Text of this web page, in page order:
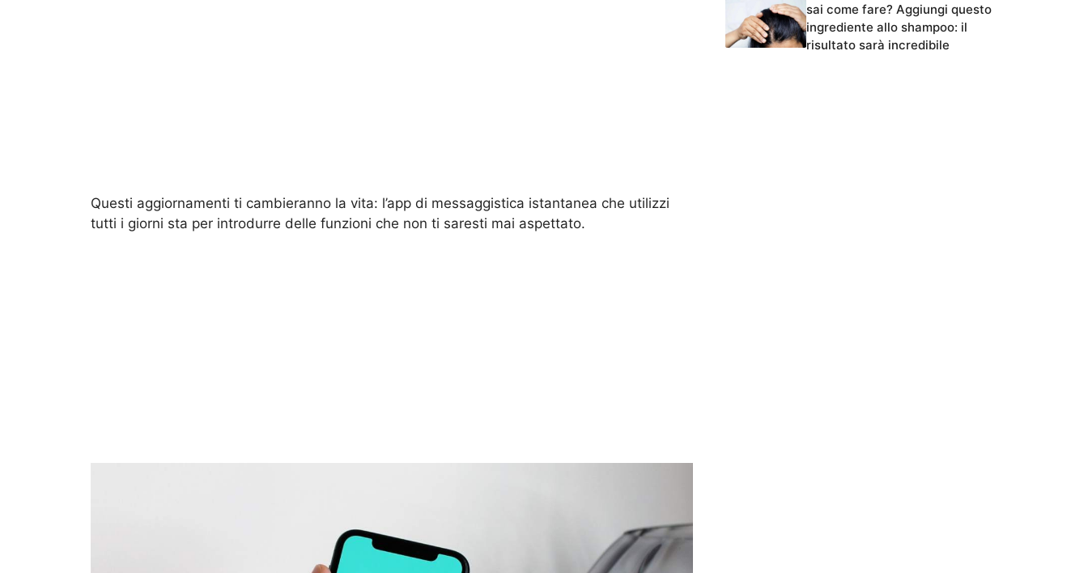
Questi aggiornamenti ti cambieranno la vita: l’app di messaggistica istantanea che utilizzi
tutti i giorni sta per introdurre delle funzioni che non ti saresti mai aspettato.
sai come fare? Aggiungi questo
ingrediente allo shampoo: il
risultato sarà incredibile